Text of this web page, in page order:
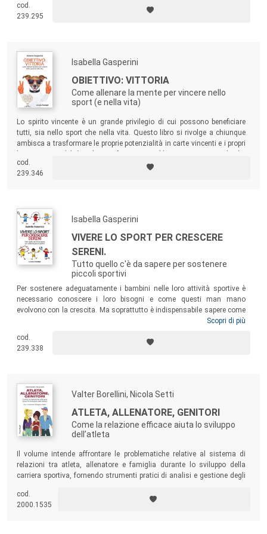
dubbi e conflitti, contro un
avversario interiore
reale, oltre la rete.
cod.
239.295
Isabella Gasperini
OBIETTIVO: VITTORIA
Come allenare la mente per vincere nello
sport (e nella vita)
Lo spirito vincente è un grande privilegio di cui possono beneficiare
tutti, sia nello sport che nella vita. Questo libro si rivolge a chiunque
ambisca a trasformare le proprie potenzialità in carte vincenti e i propri
vogliono affrontare le competizioni con il giusto atteggiamento.
cod.
239.346
Isabella Gasperini
VIVERE LO SPORT PER CRESCERE
SERENI.
Tutto quello c'è da sapere per sostenere
piccoli sportivi
Per sostenere adeguatamente i bambini nelle loro attività sportive è
necessario conoscere i loro bisogni e come questi man mano
evolvono con la crescita. Ma soprattutto è indispensabile sapere come
affrontare i loro momenti di vulnerabilità: la paura del distacco, l’ansia
tolleranza dello stress… Un testo fondamentale per genitori, istruttori e
insegnanti e per tutti coloro che vogliono aiutare bambini e
Scopri di più
cod.
239.338
Valter Borellini, Nicola Setti
ATLETA, ALLENATORE, GENITORI
Come la relazione efficace aiuta lo sviluppo
dell’atleta
Il volume intende affrontare le problematiche relative al sistema di
relazioni tra atleta, allenatore e famiglia durante lo sviluppo della
carriera sportiva, fornendo strumenti pratici di analisi e gestione degli
cod.
2000.1535